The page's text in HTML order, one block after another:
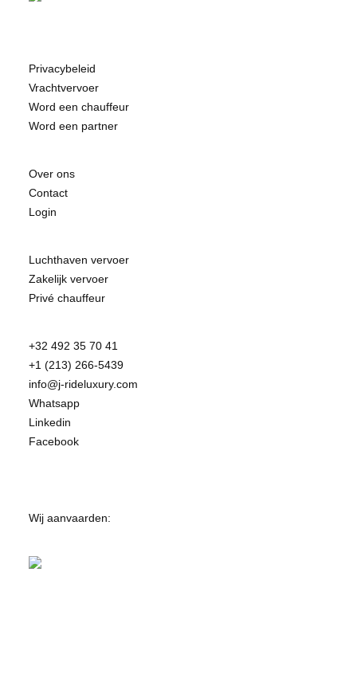
Privacybeleid
Vrachtvervoer
Word een chauffeur
Word een partner
Over ons
Contact
Login
Luchthaven vervoer
Zakelijk vervoer
Privé chauffeur
+32 492 35 70 41
+1 (213) 266-5439
info@j-rideluxury.com
Whatsapp
Linkedin
Facebook
Wij aanvaarden: